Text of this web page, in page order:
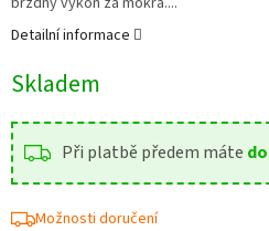
Skladem
Při platbě předem máte
Možnosti doručení
Detailní informace